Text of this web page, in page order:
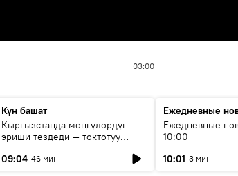
03:00
Күн башат
Кыргызстанда мөңгүлөрдүн
эриши тездеди — токтотуу
09:04 46 мин
Ежедневные
Ежедневные
10:00
10:01 3 мин